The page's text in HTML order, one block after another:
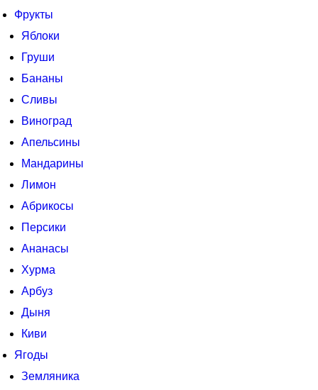
Фрукты
Яблоки
Груши
Бананы
Сливы
Виноград
Апельсины
Мандарины
Лимон
Абрикосы
Персики
Ананасы
Хурма
Арбуз
Дыня
Киви
Ягоды
Земляника